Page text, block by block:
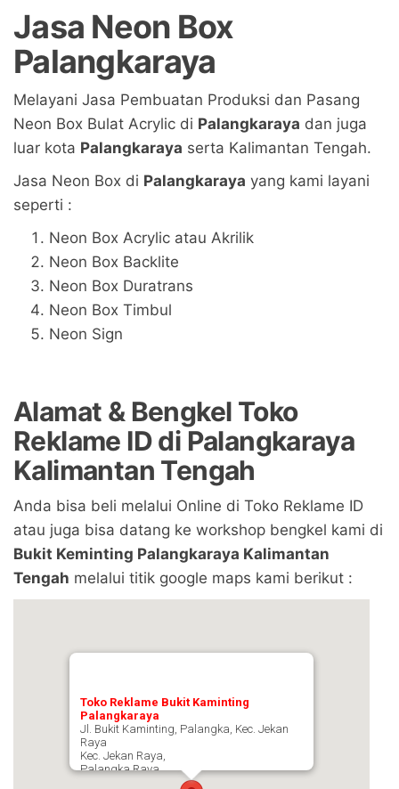
Jasa Neon Box
Palangkaraya
Melayani Jasa Pembuatan Produksi dan Pasang
Neon Box Bulat Acrylic di Palangkaraya dan juga
luar kota Palangkaraya serta Kalimantan Tengah.
Jasa Neon Box di Palangkaraya yang kami layani
seperti :
Neon Box Acrylic atau Akrilik
Neon Box Backlite
Neon Box Duratrans
Neon Box Timbul
Neon Sign
Alamat & Bengkel Toko
Reklame ID di Palangkaraya
Kalimantan Tengah
Anda bisa beli melalui Online di Toko Reklame ID
atau juga bisa datang ke workshop bengkel kami di
Bukit Keminting Palangkaraya Kalimantan
Tengah melalui titik google maps kami berikut :
Toko Reklame Bukit Kaminting
Palangkaraya
Jl. Bukit Kaminting, Palangka, Kec. Jekan
Raya
Kec. Jekan Raya,
Palangka Raya